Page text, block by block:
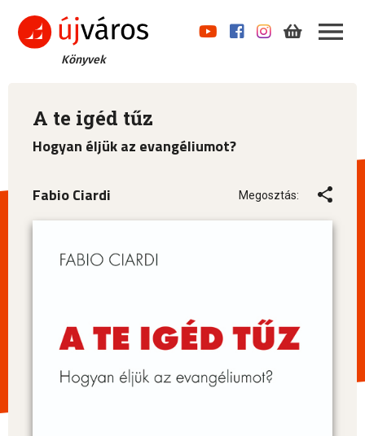
Könyvek
A te igéd tűz
Hogyan éljük az evangéliumot?
Fabio Ciardi Megosztás: